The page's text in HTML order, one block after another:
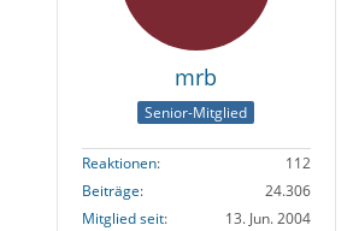
mrb
Senior-Mitglied
Reaktionen
112
Beiträge
24.306
Mitglied seit
13. Jun. 2004